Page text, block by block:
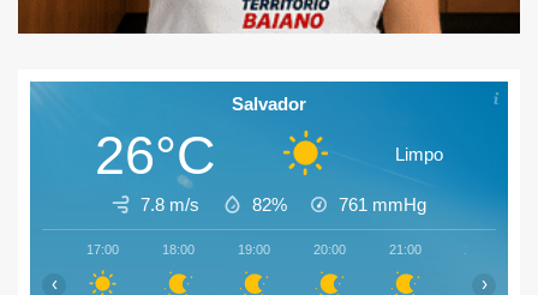
Salvador
26°C Limpo
7.8 m/s 82% 761 mmHg
17:00 18:00 19:00 20:00 21:00 22:00
‹ ›